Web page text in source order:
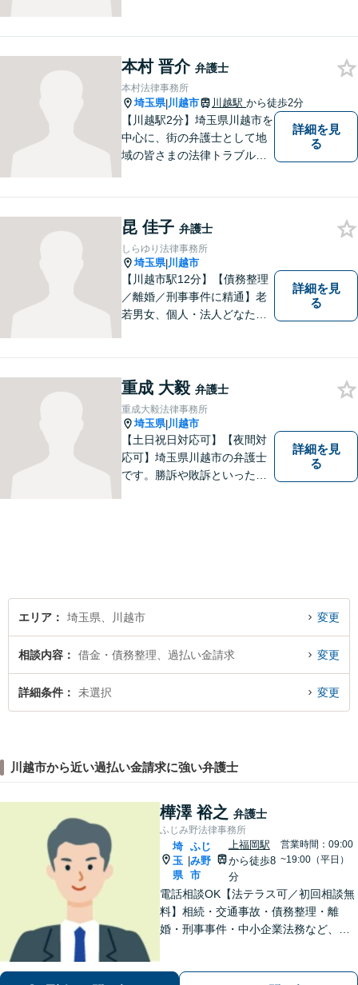
本村 晋介 弁護士
本村法律事務所
埼玉県|川越市 川越駅 から徒歩2分
【川越駅2分】埼玉県川越市を
中心に、街の弁護士として地
域の皆さまの法律トラブル解
どうぞお気軽にご相談くださ
い。
詳細を見
る
昆 佳子 弁護士
しらゆり法律事務所
埼玉県|川越市
【川越市駅12分】【債務整理
／離婚／刑事事件に精通】老
若男女、個人・法人どなたか
の喜びです。お困りの際はお
早めにご相談ください！【完
全個室対応】
詳細を見
る
重成 大毅 弁護士
重成大毅法律事務所
埼玉県|川越市
【土日祝日対応可】【夜間対
応可】埼玉県川越市の弁護士
です。勝訴や敗訴といった結
詳細を見
る
エリア 埼玉県、川越市 変更
相談内容 借金・債務整理、過払い金請求 変更
詳細条件 未選択 変更
川越市から近い過払い金請求に強い弁護士
樺澤 裕之 弁護士
ふじみ野法律事務所
埼
玉
県
ふじ
み野
市
上福岡駅
から徒歩8
分
営業時間：09:00
~19:00（平日）
電話相談OK【法テラス可／初回相談無
料】相続・交通事故・債務整理・離
婚・刑事事件・中小企業法務など、お
へと導きます【休日夜間対応】【上福